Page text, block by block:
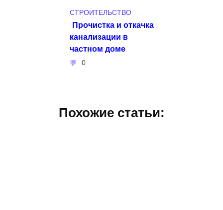
СТРОИТЕЛЬСТВО
Прочистка и откачка
канализации в
частном доме
0
Похожие статьи: